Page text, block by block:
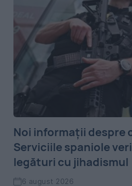
Noi informații despre
Serviciile spaniole
legături cu jihadismul
6 august 2026